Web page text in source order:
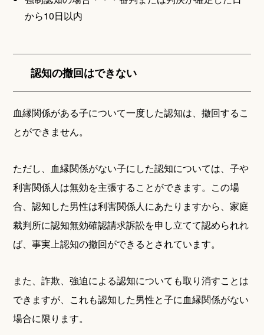
から10日以内
認知の撤回はできない
血縁関係がある子について一度した認知は、撤回するこ
とができません。
ただし、血縁関係がない子にした認知については、子や
利害関係人は無効を主張することができます。この場
合、認知した男性は利害関係人にあたりますから、家庭
裁判所に認知無効確認請求訴訟を申し立てて認められれ
ば、事実上認知の撤回ができるとされています。
また、詐欺、強迫による認知についても取り消すことは
できますが、これも認知した男性と子に血縁関係がない
場合に限ります。